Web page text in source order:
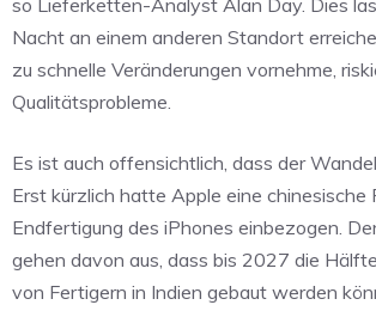
so Lieferketten-Analyst Alan Day. Dies
Nacht an einem anderen Standort
zu schnelle Veränderungen vornehme,
Qualitätsprobleme.
Es ist auch offensichtlich, dass der
Erst kürzlich hatte Apple eine chinesische
Endfertigung des iPhones einbezogen.
gehen davon aus, dass bis 2027 die
von Fertigern in Indien gebaut werden